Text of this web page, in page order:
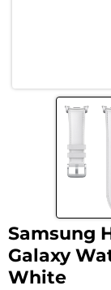
Samsung
Galaxy
White